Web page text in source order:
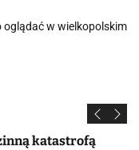
oglądać w wielkopolskim
katastrofą